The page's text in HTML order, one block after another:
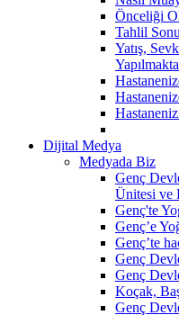
Önceliği
Tahlil
Yatış,
Dijital Medya
Medyada Biz
Genç
Ünitesi ve
Genç'te
Genç’e
Genç’te
Genç
Genç
Koçak,
Genç